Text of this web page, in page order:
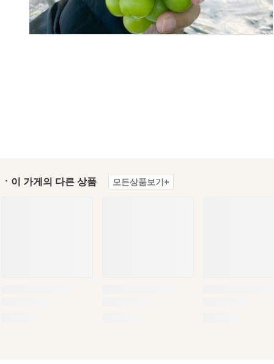
ㆍ이 가게의 다른 상품 모든상품보기+